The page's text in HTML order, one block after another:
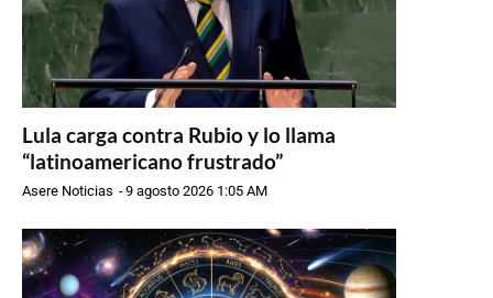
Lula carga contra Rubio y lo llama
“latinoamericano frustrado”
Asere Noticias -9 agosto 2026 1:05 AM